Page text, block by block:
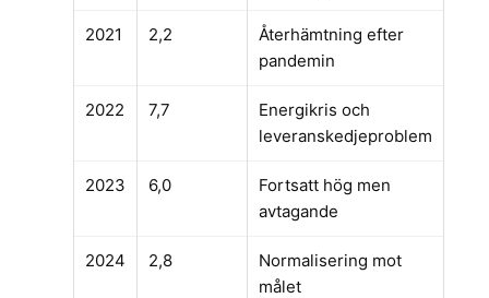
2021 2,2
Återhämtning efter
pandemin
2022 7,7
Energikris och
leveranskedjeproblem
2023 6,0
Fortsatt hög men
avtagande
2024 2,8
Normalisering mot
målet